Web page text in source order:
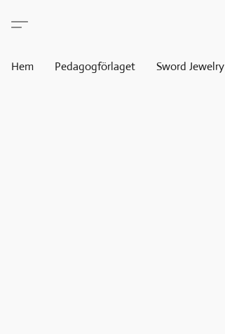
Hem Pedagogförlaget Sword Jewelry